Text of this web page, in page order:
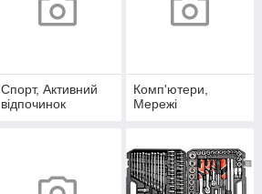
Спорт, Активний
відпочинок
Комп'ютери,
Мережі